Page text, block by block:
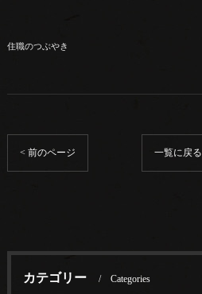
住職のつぶやき
< 前のページ 一覧に戻る
カテゴリー Categories